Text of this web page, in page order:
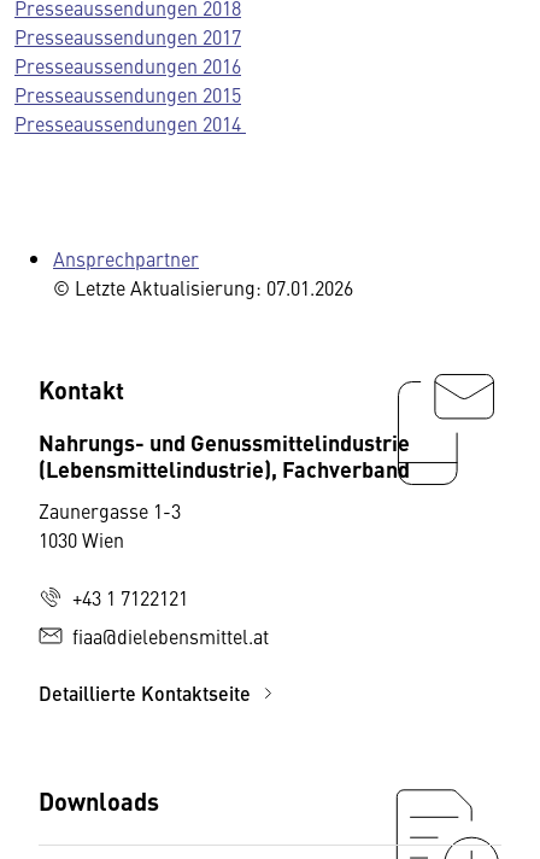
Presseaussendungen 2018
Presseaussendungen 2017
Presseaussendungen 2016
Presseaussendungen 2015
Presseaussendungen 2014
Ansprechpartner
© Letzte Aktualisierung: 07.01.2026
Kontakt
Nahrungs- und Genussmittelindustrie
(Lebensmittelindustrie), Fachverband
Zaunergasse 1-3
1030 Wien
+43 1 7122121
fiaa@dielebensmittel.at
Detaillierte Kontaktseite
Downloads